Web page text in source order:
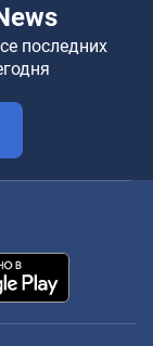
последних